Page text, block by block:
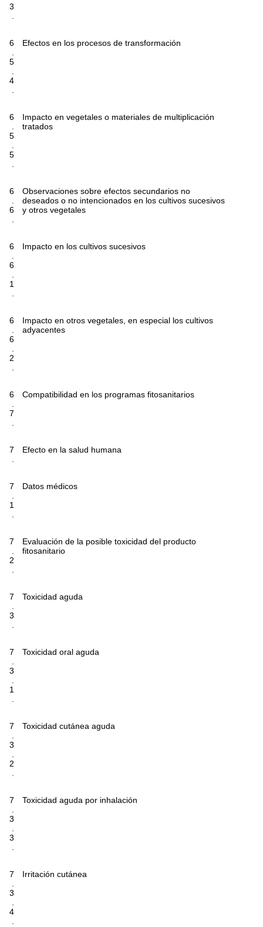
3
.
6
.
5
.
4
.
Efectos en los procesos de transformación
6
.
5
.
5
.
Impacto en vegetales o materiales de multiplicación
tratados
6
.
6
.
Observaciones sobre efectos secundarios no
deseados o no intencionados en los cultivos sucesivos
y otros vegetales
6
.
6
.
1
.
Impacto en los cultivos sucesivos
6
.
6
.
2
.
Impacto en otros vegetales, en especial los cultivos
adyacentes
6
.
7
.
Compatibilidad en los programas fitosanitarios
7
.
Efecto en la salud humana
7
.
1
.
Datos médicos
7
.
2
.
Evaluación de la posible toxicidad del producto
fitosanitario
7
.
3
.
Toxicidad aguda
7
.
3
.
1
.
Toxicidad oral aguda
7
.
3
.
2
.
Toxicidad cutánea aguda
7
.
3
.
3
.
Toxicidad aguda por inhalación
7
.
3
.
4
.
Irritación cutánea